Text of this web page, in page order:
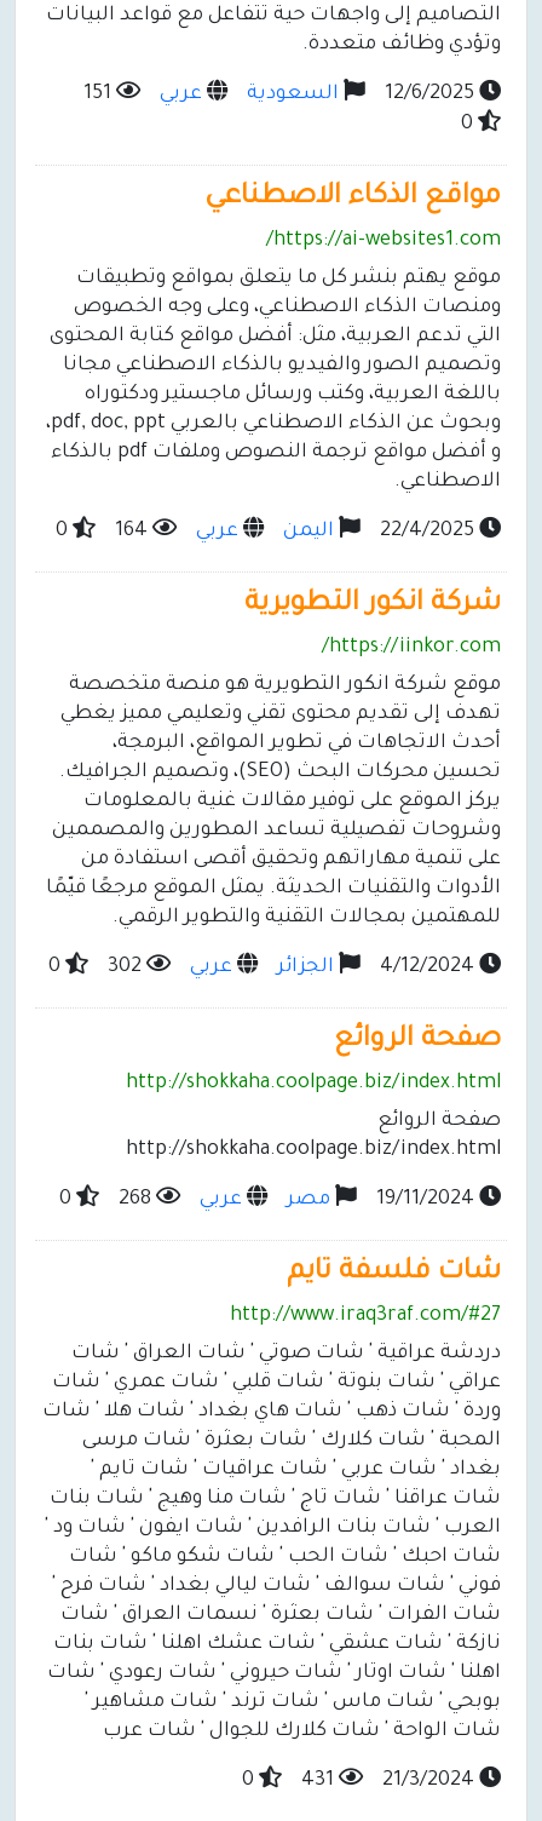
التصاميم إلى واجهات حية تتفاعل مع قواعد البيانات
وتؤدي وظائف متعددة.
السعودية عربي
مواقع الذكاء الاصطناعي
https://ai-websites1.com/
موقع يهتم بنشر كل ما يتعلق بمواقع وتطبيقات
ومنصات الذكاء الاصطناعي، وعلى وجه الخصوص
التي تدعم العربية، مثل: أفضل مواقع كتابة المحتوى
وتصميم الصور والفيديو بالذكاء الاصطناعي مجانا
باللغة العربية، وكتب ورسائل ماجستير ودكتوراه
وبحوث عن الذكاء الاصطناعي بالعربي pdf, doc, ppt،
و أفضل مواقع ترجمة النصوص وملفات pdf بالذكاء
الاصطناعي.
اليمن عربي
شركة انكور التطويرية
https://iinkor.com/
موقع شركة انكور التطويرية هو منصة متخصصة
تهدف إلى تقديم محتوى تقني وتعليمي مميز يغطي
أحدث الاتجاهات في تطوير المواقع، البرمجة،
تحسين محركات البحث (SEO)، وتصميم الجرافيك.
يركز الموقع على توفير مقالات غنية بالمعلومات
وشروحات تفصيلية تساعد المطورين والمصممين
على تنمية مهاراتهم وتحقيق أقصى استفادة من
الأدوات والتقنيات الحديثة. يمثل الموقع مرجعًا قيّمًا
للمهتمين بمجالات التقنية والتطوير الرقمي.
الجزائر عربي
صفحة الروائع
http://shokkaha.coolpage.biz/index.html
صفحة الروائع
http://shokkaha.coolpage.biz/index.html
مصر عربي
شات فلسفة تايم
http://www.iraq3raf.com/#27
دردشة عراقية ' شات صوتي ' شات العراق ' شات
عراقي ' شات بنوتة ' شات قلبي ' شات عمري ' شات
وردة ' شات ذهب ' شات هاي بغداد ' شات هلا ' شات
المحبة ' شات كلارك ' شات بعثرة ' شات مرسى
بغداد ' شات عربي ' شات عراقيات ' شات تايم '
شات عراقنا ' شات تاج ' شات منا وهيج ' شات بنات
العرب ' شات بنات الرافدين ' شات ايفون ' شات ود '
شات احبك ' شات الحب ' شات شكو ماكو ' شات
فوني ' شات سوالف ' شات ليالي بغداد ' شات فرح '
شات الفرات ' شات بعثرة ' نسمات العراق ' شات
نازكة ' شات عشقي ' شات عشك اهلنا ' شات بنات
اهلنا ' شات اوتار ' شات حيروني ' شات رعودي ' شات
بوبحي ' شات ماس ' شات ترند ' شات مشاهير '
شات الواحة ' شات كلارك للجوال ' شات عرب